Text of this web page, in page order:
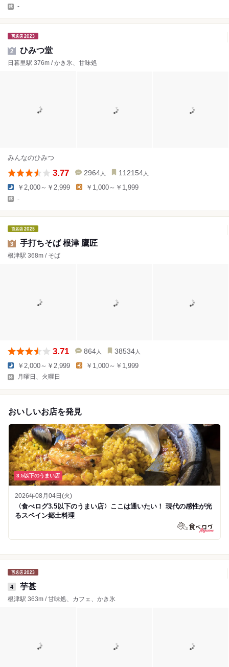
-
2 ひみつ堂
日暮里駅 376m / かき氷、甘味処
みんなのひみつ
3.77 2964 人 112154 人
￥2,000～￥2,999 ￥1,000～￥1,999
-
3 手打ちそば 根津 鷹匠
根津駅 368m / そば
3.71 864 人 38534 人
￥2,000～￥2,999 ￥1,000～￥1,999
月曜日、火曜日
おいしいお店を発見
3.5以下のうまい店
2026年08月04日(火)
〈食べログ3.5以下のうまい店〉ここは通いたい！ 現代の感性が光
るスペイン郷土料理
4 芋甚
根津駅 363m / 甘味処、カフェ、かき氷